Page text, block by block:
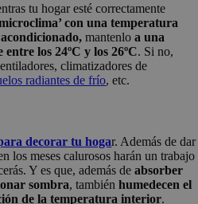
tu hogar esté correctamente
con una temperatura
mantenloa una
los 24ºC y los 26ºC. Si no,
climatizadores de
radiantes de frío, etc.
decorar tu hogar. Además de dar
los meses calurosos harán un trabajo
Y es que, además deabsorber
sombra, tambiénhumedecen el
de la temperatura interior.